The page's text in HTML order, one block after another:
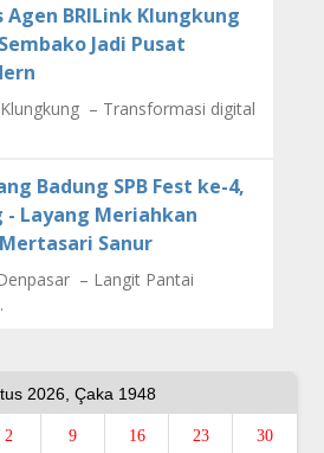
Agen BRILink Klungkung
Jadi Pusat
– Transformasi digital
Badung SPB Fest ke-4,
- Layang Meriahkan
Sanur
– Langit Pantai
2026, Çaka 1948
2 9 16 23 30